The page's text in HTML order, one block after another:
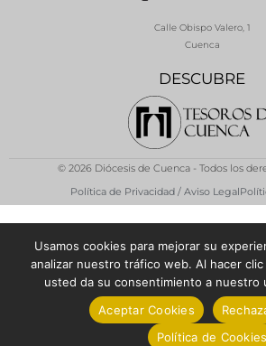
DESCUBRE
Calle Obispo Valero, 1
Cuenca
© 2026 Diócesis de Cuenca - Todos los
Política de Privacidad / Aviso Legal
Usamos cookies para mejorar su
analizar nuestro tráfico web. Al hacer clic
usted da su consentimiento a nuestro
Aceptar Cookies
Política de Cookies